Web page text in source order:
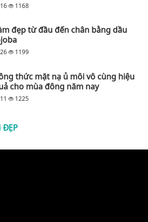
1168
đẹp từ đầu đến chân bằng dầu
1199
thức mặt nạ ủ môi vô cùng hiệu
cho mùa đông năm nay
1225
ĐẸP